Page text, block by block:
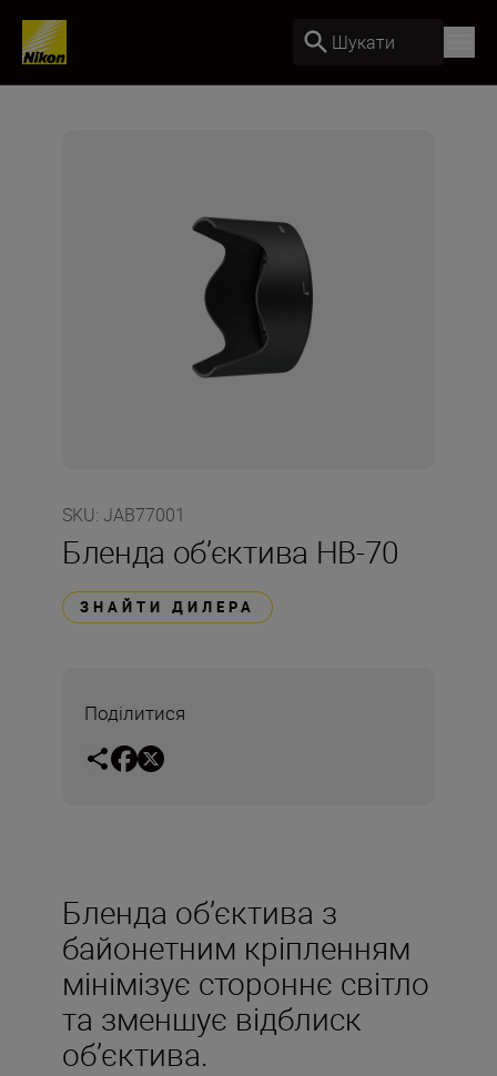
Шукати
SKU: JAB77001
Бленда об’єктива HB-70
ЗНАЙТИ ДИЛЕРА
Поділитися
Бленда об’єктива з
байонетним кріпленням
мінімізує стороннє світло
та зменшує відблиск
об’єктива.